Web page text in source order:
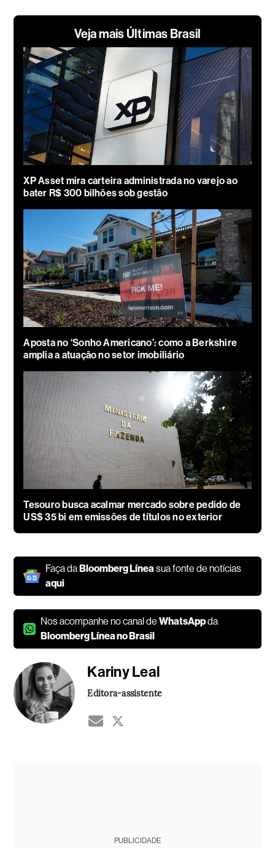
Veja mais Últimas Brasil
XP Asset mira carteira administrada no varejo ao
bater R$ 300 bilhões sob gestão
Aposta no ‘Sonho Americano’: como a Berkshire
amplia a atuação no setor imobiliário
Tesouro busca acalmar mercado sobre pedido de
US$ 35 bi em emissões de títulos no exterior
Faça daBloomberg Líneasua fonte de notícias
aqui
Nos acompanhe no canal deWhatsAppda
Bloomberg Línea no Brasil
Kariny Leal
Editora-assistente
PUBLICIDADE